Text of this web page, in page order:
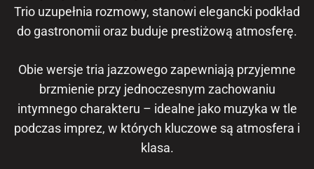
Trio uzupełnia rozmowy, stanowi elegancki podkład
do gastronomii oraz buduje prestiżową atmosferę.
Obie wersje tria jazzowego zapewniają przyjemne
brzmienie przy jednoczesnym zachowaniu
intymnego charakteru – idealne jako muzyka w tle
podczas imprez, w których kluczowe są atmosfera i
klasa.